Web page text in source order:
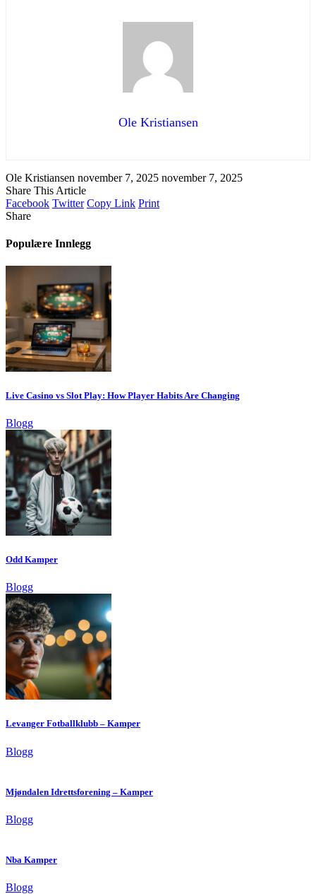
Ole Kristiansen
Ole Kristiansen november 7, 2025 november 7, 2025
Share This Article
Facebook Twitter Copy Link Print
Share
Populære Innlegg
Live Casino vs Slot Play: How Player Habits Are Changing
Blogg
Odd Kamper
Blogg
Levanger Fotballklubb – Kamper
Blogg
Mjøndalen Idrettsforening – Kamper
Blogg
Nba Kamper
Blogg